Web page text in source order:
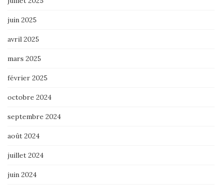
juin 2025
avril 2025
mars 2025
février 2025
octobre 2024
septembre 2024
août 2024
juillet 2024
juin 2024